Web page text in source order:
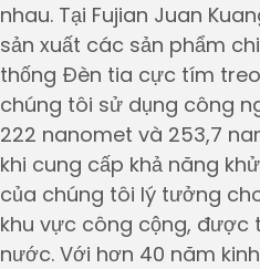
nhau. Tại Fujian Juan
sản xuất các sản phẩm
thống Đèn tia cực tím
chúng tôi sử dụng công
222 nanomet và 253,7
khi cung cấp khả năng
của chúng tôi lý tưởng
khu vực công cộng, được
nước. Với hơn 40 năm